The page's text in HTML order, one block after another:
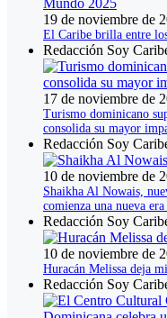
19 de noviembre de
El Caribe brilla entre
Redacción Soy
17 de noviembre de
Turismo dominicano
consolida su mayor
Redacción Soy
10 de noviembre de
Shaikha Al Nowais,
comienza una nueva
Redacción Soy
10 de noviembre de
Huracán Melissa deja
Redacción Soy